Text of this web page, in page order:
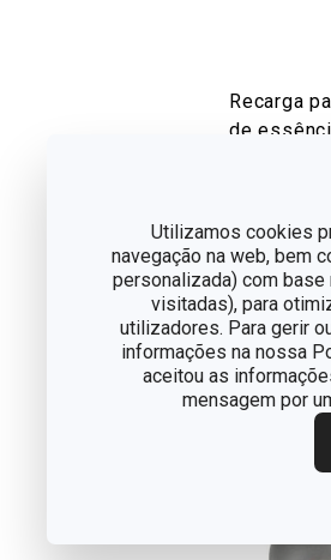
Utilizamos cookies
navegação na web, bem
personalizada) com
visitadas), para
utilizadores. Para gerir
informações na nossa
aceitou as
mensagem por
Recarga
de
€ 19,90
Disponível